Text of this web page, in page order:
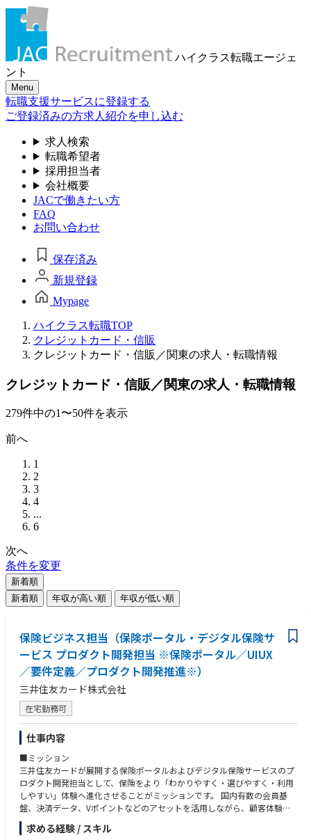
ハイクラス転職エージェ
ント
Menu
転職支援サービスに登録する
ご登録済みの方求人紹介を申し込む
求人検索
転職希望者
採用担当者
会社概要
JACで働きたい方
FAQ
お問い合わせ
保存済み
新規登録
Mypage
ハイクラス転職TOP
クレジットカード・信販
クレジットカード・信販／関東の求人・転職情報
クレジットカード・信販／関東の求人・転職情報
279件中の1〜50件を表示
前へ
1
2
3
4
...
6
次へ
条件を変更
新着順
新着順
年収が高い順 年収が低い順
保険ビジネス担当（保険ポータル・デジタル保険サ
ービス プロダクト開発担当 ※保険ポータル／UIUX
／要件定義／プロダクト開発推進※）
三井住友カード株式会社
在宅勤務可
仕事内容
■ミッション
三井住友カードが展開する保険ポータルおよびデジタル保険サービスのプ
ロダクト開発担当として、保険をより「わかりやすく・選びやすく・利用
しやすい」体験へ進化させることがミッションです。 国内有数の会員基
盤、決済データ、Vポイントなどのアセットを活用しながら、顧客体験の
向上と事業成長の両立を実現する保険サービスの企画・開発をリードして
いただきます。
求める経験 / スキル